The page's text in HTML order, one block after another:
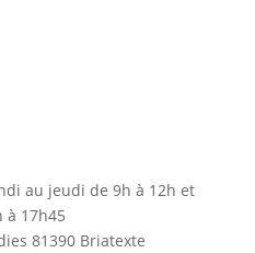
au jeudi de 9h à 12h et
à 17h45
81390 Briatexte